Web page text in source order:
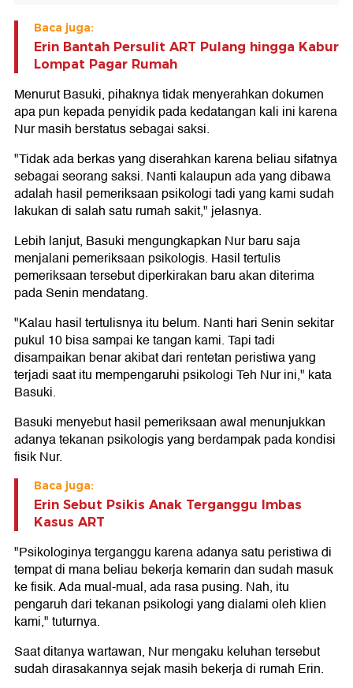
Baca juga:
Erin Bantah Persulit ART Pulang hingga Kabur
Lompat Pagar Rumah
Menurut Basuki, pihaknya tidak menyerahkan dokumen
apa pun kepada penyidik pada kedatangan kali ini karena
Nur masih berstatus sebagai saksi.
"Tidak ada berkas yang diserahkan karena beliau sifatnya
sebagai seorang saksi. Nanti kalaupun ada yang dibawa
adalah hasil pemeriksaan psikologi tadi yang kami sudah
lakukan di salah satu rumah sakit," jelasnya.
Lebih lanjut, Basuki mengungkapkan Nur baru saja
menjalani pemeriksaan psikologis. Hasil tertulis
pemeriksaan tersebut diperkirakan baru akan diterima
pada Senin mendatang.
"Kalau hasil tertulisnya itu belum. Nanti hari Senin sekitar
pukul 10 bisa sampai ke tangan kami. Tapi tadi
disampaikan benar akibat dari rentetan peristiwa yang
terjadi saat itu mempengaruhi psikologi Teh Nur ini," kata
Basuki.
Basuki menyebut hasil pemeriksaan awal menunjukkan
adanya tekanan psikologis yang berdampak pada kondisi
fisik Nur.
Baca juga:
Erin Sebut Psikis Anak Terganggu Imbas
Kasus ART
"Psikologinya terganggu karena adanya satu peristiwa di
tempat di mana beliau bekerja kemarin dan sudah masuk
ke fisik. Ada mual-mual, ada rasa pusing. Nah, itu
pengaruh dari tekanan psikologi yang dialami oleh klien
kami," tuturnya.
Saat ditanya wartawan, Nur mengaku keluhan tersebut
sudah dirasakannya sejak masih bekerja di rumah Erin.